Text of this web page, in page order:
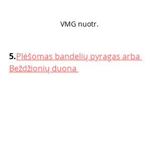
VMG nuotr.
5.Plėšomas bandelių pyragas arba
Beždžionių duona